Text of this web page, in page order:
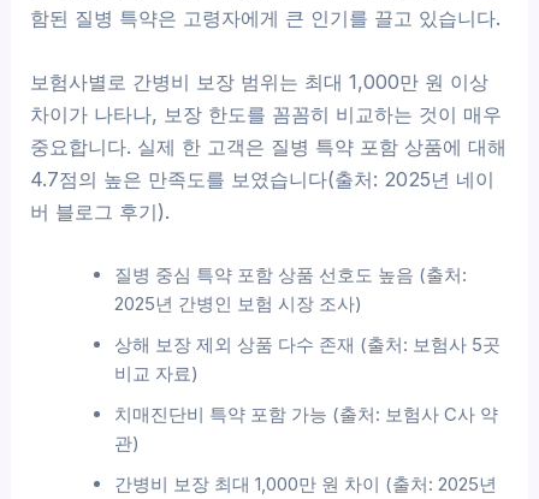
함된 질병 특약은 고령자에게 큰 인기를 끌고 있습니다.
보험사별로 간병비 보장 범위는 최대 1,000만 원 이상
차이가 나타나, 보장 한도를 꼼꼼히 비교하는 것이 매우
중요합니다. 실제 한 고객은 질병 특약 포함 상품에 대해
4.7점의 높은 만족도를 보였습니다(출처: 2025년 네이
버 블로그 후기).
질병 중심 특약 포함 상품 선호도 높음 (출처:
2025년 간병인 보험 시장 조사)
상해 보장 제외 상품 다수 존재 (출처: 보험사 5곳
비교 자료)
치매진단비 특약 포함 가능 (출처: 보험사 C사 약
관)
간병비 보장 최대 1,000만 원 차이 (출처: 2025년